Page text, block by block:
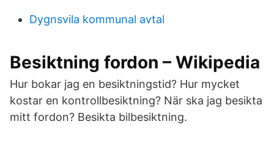
Dygnsvila kommunal avtal
Besiktning fordon – Wikipedia
Hur bokar jag en besiktningstid? Hur mycket
kostar en kontrollbesiktning? När ska jag besikta
mitt fordon? Besikta bilbesiktning.